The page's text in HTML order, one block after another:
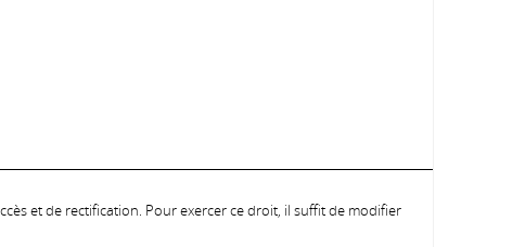
et de rectification. Pour exercer ce droit, il suffit de modifier